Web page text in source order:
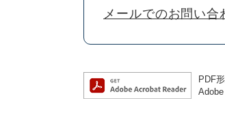
メールでのお問い合
PDF